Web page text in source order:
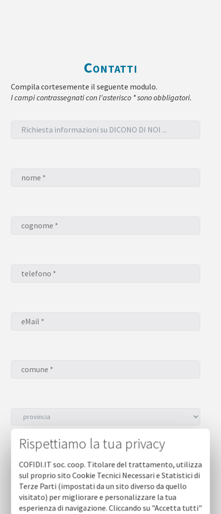
Contatti
Compila cortesemente il seguente modulo.
I campi contrassegnati con l'asterisco * sono obbligatori.
Desidero iscrivermi alla NEWSLETTER *
sì
no
Rispettiamo la tua privacy
COFIDI.IT soc. coop. Titolare del trattamento, utilizza
sul proprio sito Cookie Tecnici Necessari e Statistici di
Terze Parti (impostati da un sito diverso da quello
visitato) per migliorare e personalizzare la tua
esperienza di navigazione. Cliccando su "Accetta tutti"